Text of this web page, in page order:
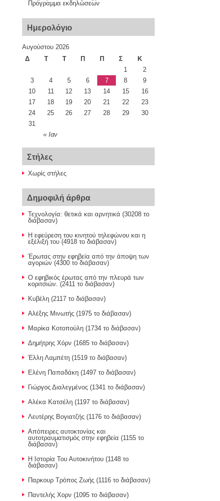
Πρόγραμμα εκδηλώσεων
Ημερολόγιο
Αυγούστου 2026
Δ
Τ Τ Π Π Σ Κ
« Ιαν
1
2
3
4 5 6 7 8
9
10
11 12 13 14 15
16
17
18 19 20 21 22
23
24
25 26 27 28 29
30
31
Στήλες
Χωρίς στήλες
Δημοφιλή άρθρα
Τεχνολογία: θετικά και αρνητικά (30208 το
διάβασαν)
Η εφεύρεση του κινητού τηλεφώνου και η
εξέλιξή του (4918 το διάβασαν)
Έρωτας στην εφηβεία από την άποψη των
αγοριών (4300 το διάβασαν)
Ο εφηβικός έρωτας από την πλευρά των
κοριτσιών. (2411 το διάβασαν)
Κυβέλη (2117 το διάβασαν)
Αλέξης Μινωτής (1975 το διάβασαν)
Μαρίκα Κοτοπούλη (1734 το διάβασαν)
Δημήτρης Χόρν (1685 το διάβασαν)
Έλλη Λαμπέτη (1519 το διάβασαν)
Ελένη Παπαδάκη (1497 το διάβασαν)
Γιώργος Διαλεγμένος (1341 το διάβασαν)
Αλέκα Κατσέλη (1197 το διάβασαν)
Λευτέρης Βογιατζής (1176 το διάβασαν)
Απόπειρες αυτοκτονίας και
αυτοτραυματισμός στην εφηβεία (1155 το
διάβασαν)
Η Ιστορία Του Αυτοκινήτου (1148 το
διάβασαν)
Παρκουρ Τρόπος Ζωής (1116 το διάβασαν)
Παντελής Χορν (1095 το διάβασαν)